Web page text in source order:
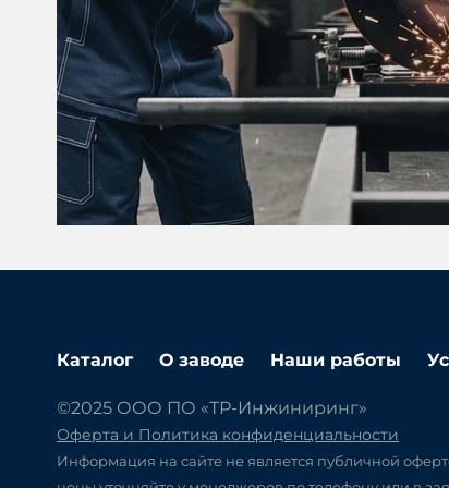
Каталог О заводе Наши работы
©2025 ООО ПО «ТР-Инжиниринг»
Оферта и Политика конфиденциальности
Информация на сайте не является публичной